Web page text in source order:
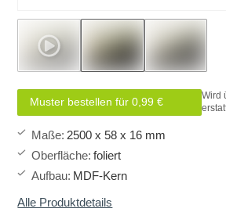
Muster bestellen für 0,99 €
Wird
Maße: 2500 x 58 x 16 mm
Oberfläche: foliert
Aufbau: MDF-Kern
Alle Produktdetails